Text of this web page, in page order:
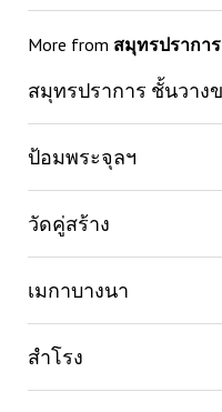
More from สมุทรปราการ
สมุทรปราการ ชั้นวาง
ป้อมพระจุลฯ
วัดคู่สร้าง
เมกาบางนา
สำโรง